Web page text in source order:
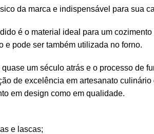
da marca e indispensável para sua
é o material ideal para um
pode ser também utilizada no forno.
um século atrás e o processo
de excelência em artesanato
em design como em qualidade.
e lascas;